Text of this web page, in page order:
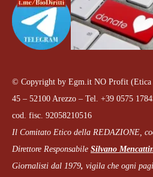
© Copyright by Egm.it NO Profit (Etica
45 – 52100 Arezzo – Tel. +39 0575
cod. fisc. 92058210516
Il Comitato Etico della REDAZIONE,
Direttore Responsabile Silvano
Giornalisti dal 1979, vigila che ogni